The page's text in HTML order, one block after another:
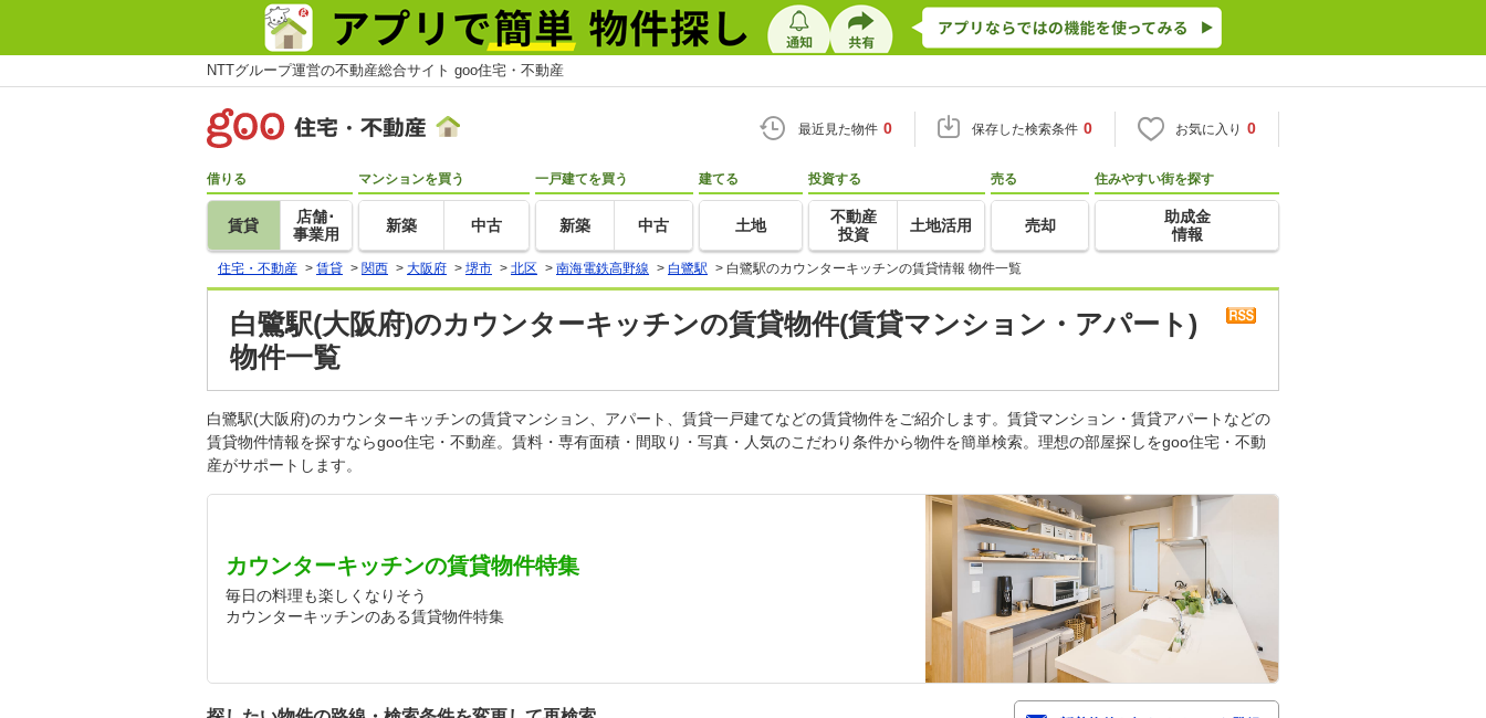
NTTグループ運営の不動産総合サイト goo住宅・不動産
最近見た物件 0 保存した検索条件 0 お気に入り 0
借りる
賃貸
店舗･
事業用
マンションを買う
新築 中古
一戸建てを買う
新築 中古
建てる
土地
投資する
不動産
投資
土地活用
売る
売却
住みやすい街を探す
助成金
情報
住宅・不動産 > 賃貸 > 関西 > 大阪府 > 堺市 > 北区 > 南海電鉄高野線 > 白鷺駅 > 白鷺駅のカウンターキッチンの賃貸情報 物件一覧
白鷺駅(大阪府)のカウンターキッチンの賃貸物件(賃貸マンション・アパート)
物件一覧
白鷺駅(大阪府)のカウンターキッチンの賃貸マンション、アパート、賃貸一戸建てなどの賃貸物件をご紹介します。賃貸マンション・賃貸アパートなどの
賃貸物件情報を探すならgoo住宅・不動産。賃料・専有面積・間取り・写真・人気のこだわり条件から物件を簡単検索。理想の部屋探しをgoo住宅・不動
産がサポートします。
カウンターキッチンの賃貸物件特集
毎日の料理も楽しくなりそう
カウンターキッチンのある賃貸物件特集